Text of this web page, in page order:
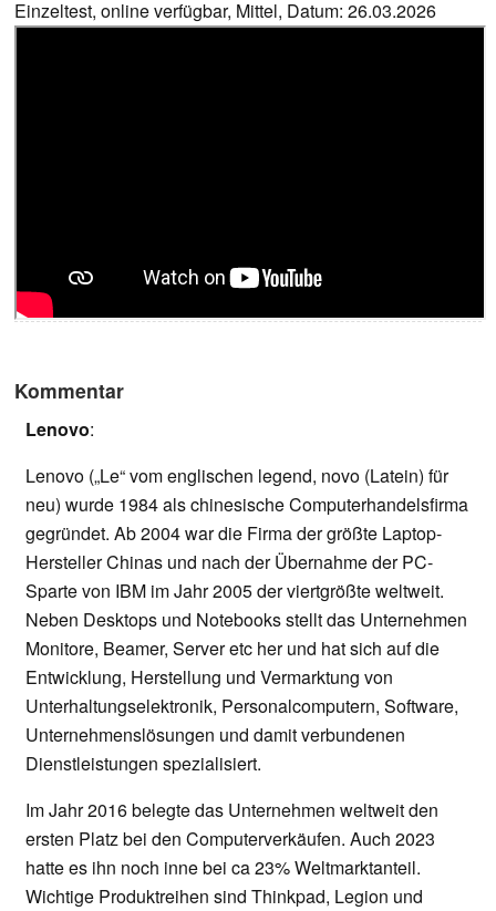
Einzeltest, online verfügbar, Mittel, Datum: 26.03.2026
Kommentar
Lenovo:
Lenovo („Le“ vom englischen legend, novo (Latein) für
neu) wurde 1984 als chinesische Computerhandelsfirma
gegründet. Ab 2004 war die Firma der größte Laptop-
Hersteller Chinas und nach der Übernahme der PC-
Sparte von IBM im Jahr 2005 der viertgrößte weltweit.
Neben Desktops und Notebooks stellt das Unternehmen
Monitore, Beamer, Server etc her und hat sich auf die
Entwicklung, Herstellung und Vermarktung von
Unterhaltungselektronik, Personalcomputern, Software,
Unternehmenslösungen und damit verbundenen
Dienstleistungen spezialisiert.
Im Jahr 2016 belegte das Unternehmen weltweit den
ersten Platz bei den Computerverkäufen. Auch 2023
hatte es ihn noch inne bei ca 23% Weltmarktanteil.
Wichtige Produktreihen sind Thinkpad, Legion und